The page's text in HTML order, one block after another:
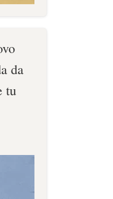
da
tu